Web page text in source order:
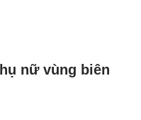
nữ vùng biên